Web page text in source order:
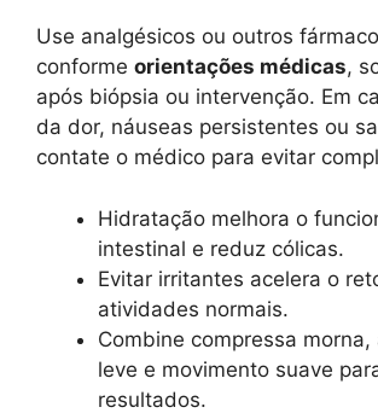
Use analgésicos ou outros
conforme orientações médicas,
após biópsia ou intervenção. Em
da dor, náuseas persistentes ou
contate o médico para evitar
Hidratação melhora o
intestinal e reduz cólicas.
Evitar irritantes acelera o
atividades normais.
Combine compressa
leve e movimento suave
resultados.